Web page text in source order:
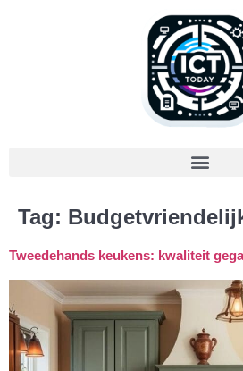
Tag:
Tweedehands keukens: kwaliteit